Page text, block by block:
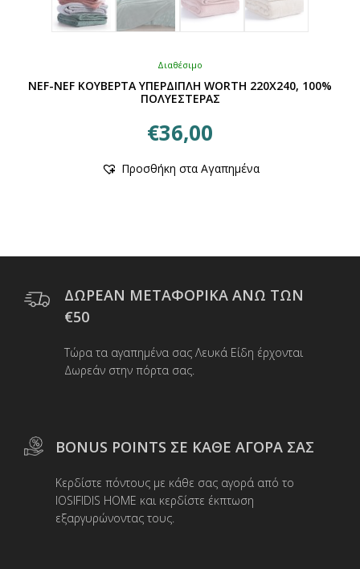
Διαθέσιμο
NEF-NEF ΚΟΥΒΕΡΤΑ ΥΠΕΡΔΙΠΛΗ WORTH 220X240, 100%
ΠΟΛΥΕΣΤΕΡΑΣ
€36,00
το
Οι
μπορούν
σελίδα
του
Προσθήκη στα Αγαπημένα
ΔΩΡΕΑΝ ΜΕΤΑΦΟΡΙΚΑ ΑΝΩ ΤΩΝ
€50
Τώρα τα αγαπημένα σας Λευκά Είδη έρχονται
Δωρεάν στην πόρτα σας.
BONUS POINTS ΣΕ ΚΑΘΕ ΑΓΟΡΑ ΣΑΣ
Κερδίστε πόντους με κάθε σας αγορά από το
IOSIFIDIS HOME και κερδίστε έκπτωση
εξαργυρώνοντας τους.